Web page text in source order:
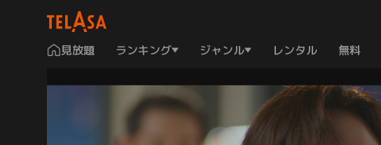
見放題 ランキング ジャンル レンタル 無料